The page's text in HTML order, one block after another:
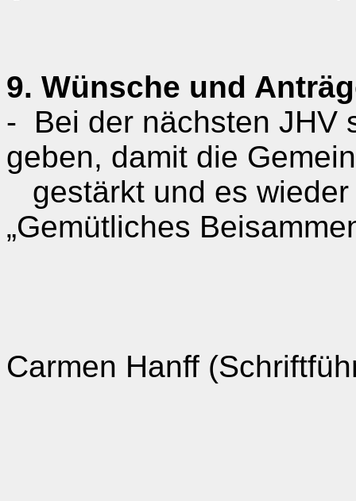
9. Wünsche und
-
Bei der nächsten JHV
geben, damit die
gestärkt und es
„Gemütliches
Carmen Hanff